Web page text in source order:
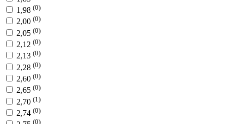
1,98 (0)
2,00 (0)
2,05 (0)
2,12 (0)
2,13 (0)
2,28 (0)
2,60 (0)
2,65 (0)
2,70 (1)
2,74 (0)
(0)